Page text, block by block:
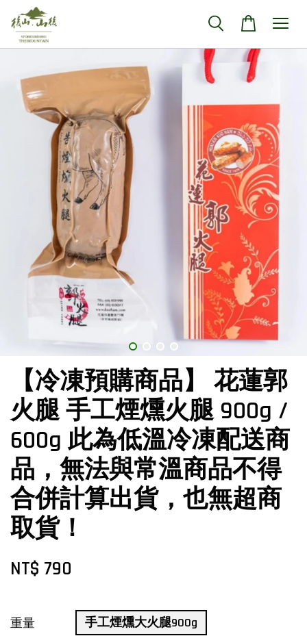
【冷凍預購商品】 花蓮郭
火腿 手工煙燻火腿 900g /
600g 此為低溫冷凍配送商
品，無法與常溫商品不得
合併計算出貨，也無超商
取貨！
NT$ 790
重量
手工煙燻大火腿900g